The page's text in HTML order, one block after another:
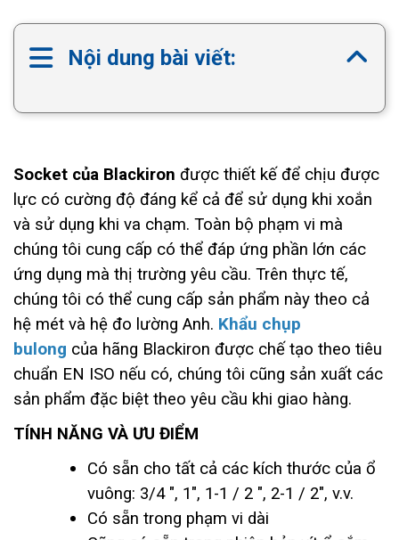
Nội dung bài viết:
Socket của Blackiron được thiết kế để chịu được
lực có cường độ đáng kể cả để sử dụng khi xoắn
và sử dụng khi va chạm. Toàn bộ phạm vi mà
chúng tôi cung cấp có thể đáp ứng phần lớn các
ứng dụng mà thị trường yêu cầu. Trên thực tế,
chúng tôi có thể cung cấp sản phẩm này theo cả
hệ mét và hệ đo lường Anh. Khẩu chụp
bulong của hãng Blackiron được chế tạo theo tiêu
chuẩn EN ISO nếu có, chúng tôi cũng sản xuất các
sản phẩm đặc biệt theo yêu cầu khi giao hàng.
TÍNH NĂNG VÀ ƯU ĐIỂM
Có sẵn cho tất cả các kích thước của ổ
vuông: 3/4 ", 1", 1-1 / 2 ", 2-1 / 2", v.v.
Có sẵn trong phạm vi dài